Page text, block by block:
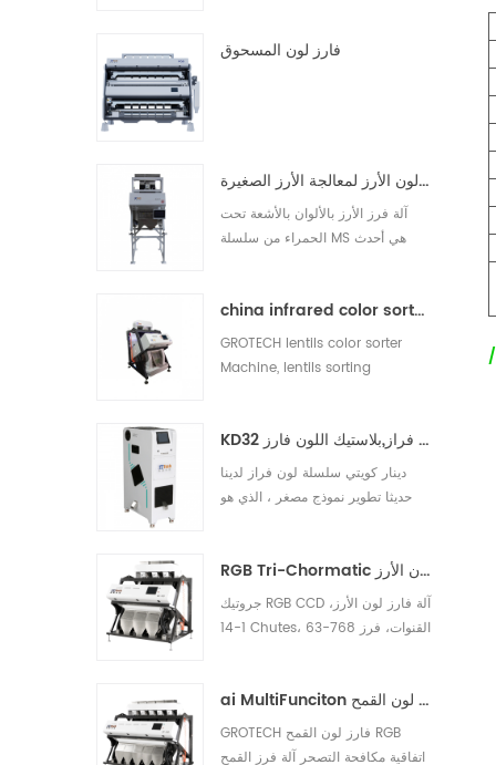
والكشف الدقيق عن العثة والأجسام
فارز لون المسحوق
آلة فرز لون الأرز لمعالجة الأرز الصغيرة
آلة فرز الأرز بالألوان بالأشعة تحت
الحمراء من سلسلة MS هي أحدث
المكسور.10
china infrared color sorter machine manufacturer
GROTECH lentils color sorter
Machine, lentils sorting
foreignmaterials out, be applied
to work after lentils pre-cleaing,
hulling, splitting, polishing etc
KD32 سلسلة لون فراز,بلاستيك اللون فارز
دينار كويتي سلسلة لون فراز لدينا
حديثا تطوير نموذج مصغر ، الذي هو
RGB Tri-Chormatic آلة فارز لون الأرز
جروتيك RGB CCD آلة فارز لون الأرز،
1-14 Chutes، 63-768 القنوات، فرز
المستديرة، البسمتي، مشوي، أبيض
جميع أنواع الأرز التطبيقات.10
ai MultiFunciton آلة فارز لون القمح
GROTECH فارز لون القمح RGB
اتفاقية مكافحة التصحر آلة فرز القمح